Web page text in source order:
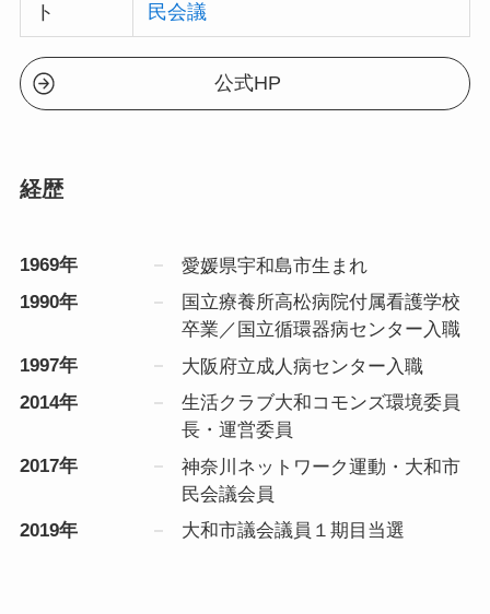
ト
民会議
公式HP
経歴
1969年
愛媛県宇和島市生まれ
1990年
国立療養所高松病院付属看護学校
卒業／国立循環器病センター入職
1997年
大阪府立成人病センター入職
2014年
生活クラブ大和コモンズ環境委員
長・運営委員
2017年
神奈川ネットワーク運動・大和市
民会議会員
2019年
大和市議会議員１期目当選